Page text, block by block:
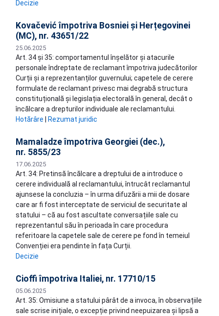
Decizie
Kovačević împotriva Bosniei și Herțegovinei
(MC), nr. 43651/22
25.06.2025
Art. 34 și 35: comportamentul înșelător și atacurile
personale îndreptate de reclamant împotriva judecătorilor
Curții și a reprezentanților guvernului; capetele de cerere
formulate de reclamant privesc mai degrabă structura
constituțională și legislația electorală în general, decât o
încălcare a drepturilor individuale ale reclamantului.
Hotărâre
Rezumat juridic
Mamaladze împotriva Georgiei (dec.),
nr. 5855/23
17.06.2025
Art. 34: Pretinsă încălcare a dreptului de a introduce o
cerere individuală al reclamantului, întrucât reclamantul
ajunsese la concluzia – în urma difuzării a mii de dosare
care ar fi fost interceptate de serviciul de securitate al
statului – că au fost ascultate conversațiile sale cu
reprezentantul său în perioada în care procedura
referitoare la capetele sale de cerere pe fond în temeiul
Convenției era pendinte în fața Curții.
Decizie
Cioffi împotriva Italiei, nr. 17710/15
05.06.2025
Art. 35: Omisiune a statului pârât de a invoca, în observațiile
sale scrise inițiale, o excepție privind neepuizarea și lipsă a